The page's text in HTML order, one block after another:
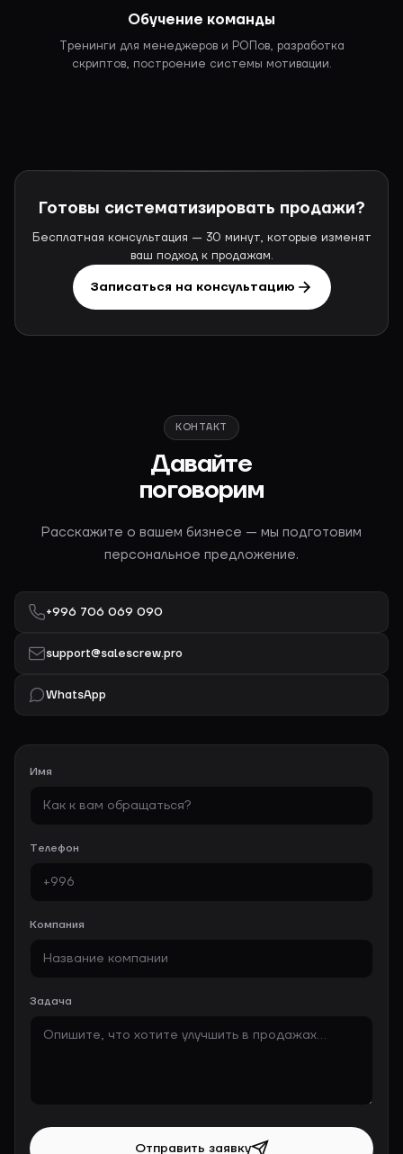
Обучение команды
Тренинги для менеджеров и РОПов, разработка
скриптов, построение системы мотивации.
Готовы систематизировать продажи?
Бесплатная консультация — 30 минут, которые изменят
ваш подход к продажам.
Записаться на консультацию
КОНТАКТ
Давайте
поговорим
Расскажите о вашем бизнесе — мы подготовим
персональное предложение.
+996 706 069 090
support@salescrew.pro
WhatsApp
Имя
Телефон
Компания
Задача
Отправить заявку